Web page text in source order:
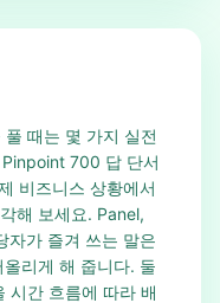
때는 몇 가지 실전
700 답 단서
비즈니스 상황에서
해 보세요. Panel,
자가 즐겨 쓰는 말은
리게 해 줍니다. 둘
시간 흐름에 따라 배